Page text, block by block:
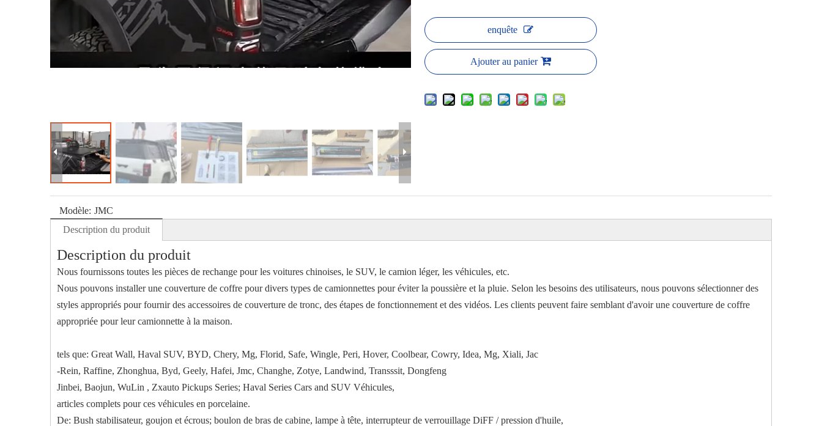
enquête
Ajouter au panier
Modèle: JMC
Description du produit
Description du produit
Nous fournissons toutes les pièces de rechange pour les voitures chinoises, le SUV, le camion léger, les véhicules, etc.
Nous pouvons installer une couverture de coffre pour divers types de camionnettes pour éviter la poussière et la pluie. Selon les besoins des utilisateurs, nous pouvons sélectionner des
styles appropriés pour fournir des accessoires de couverture de tronc, des étapes de fonctionnement et des vidéos. Les clients peuvent faire semblant d'avoir une couverture de coffre
appropriée pour leur camionnette à la maison.
tels que: Great Wall, Haval SUV, BYD, Chery, Mg, Florid, Safe, Wingle, Peri, Hover, Coolbear, Cowry, Idea, Mg, Xiali, Jac
-Rein, Raffine, Zhonghua, Byd, Geely, Hafei, Jmc, Changhe, Zotye, Landwind, Transssit, Dongfeng
Jinbei, Baojun, WuLin , Zxauto Pickups Series; Haval Series Cars and SUV Véhicules,
articles complets pour ces véhicules en porcelaine.
De: Bush stabilisateur, goujon et écrous; boulon de bras de cabine, lampe à tête, interrupteur de verrouillage DiFF / pression d'huile,